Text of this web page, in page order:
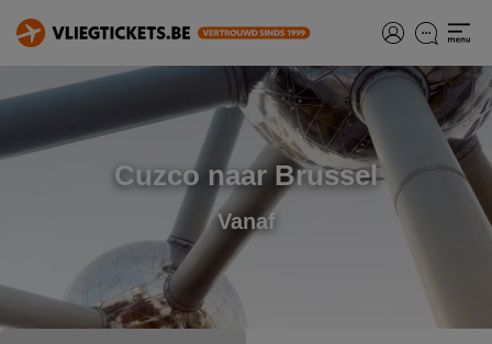
Cuzco naar Brussel
Vanaf